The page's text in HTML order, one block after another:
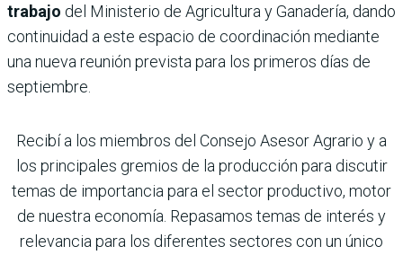
trabajo del Ministerio de Agricultura y Ganadería, dando
continuidad a este espacio de coordinación mediante
una nueva reunión prevista para los primeros días de
septiembre.
Recibí a los miembros del Consejo Asesor Agrario y a
los principales gremios de la producción para discutir
temas de importancia para el sector productivo, motor
de nuestra economía. Repasamos temas de interés y
relevancia para los diferentes sectores con un único